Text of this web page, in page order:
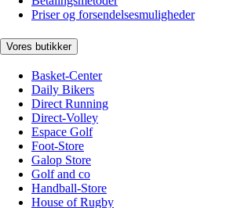
Priser og forsendelsesmuligheder
Vores butikker
Basket-Center
Daily Bikers
Direct Running
Direct-Volley
Espace Golf
Foot-Store
Galop Store
Golf and co
Handball-Store
House of Rugby